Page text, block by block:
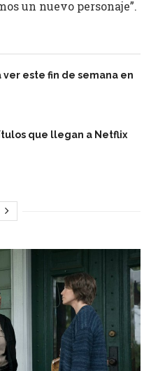
un nuevo personaje”.
ver este fin de semana en
que llegan a Netflix